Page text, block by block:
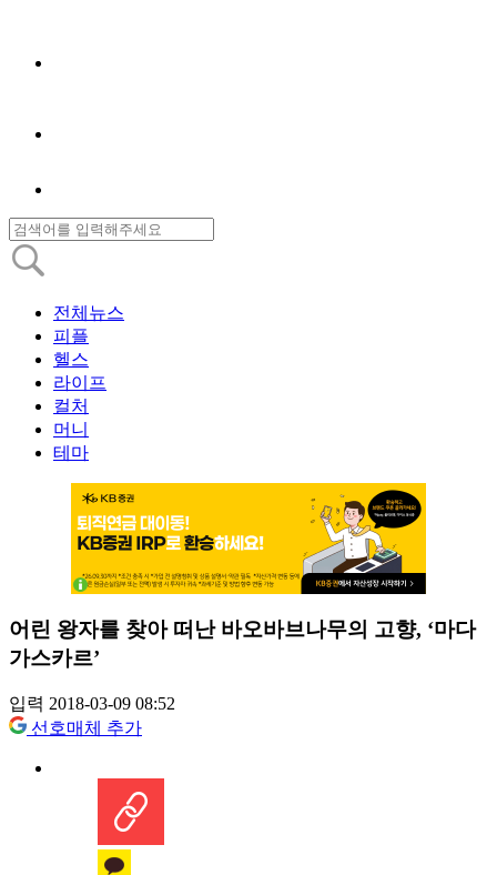
전체뉴스
피플
헬스
라이프
컬처
머니
테마
어린 왕자를 찾아 떠난 바오바브나무의 고향, ‘마다
가스카르’
입력 2018-03-09 08:52
선호매체 추가